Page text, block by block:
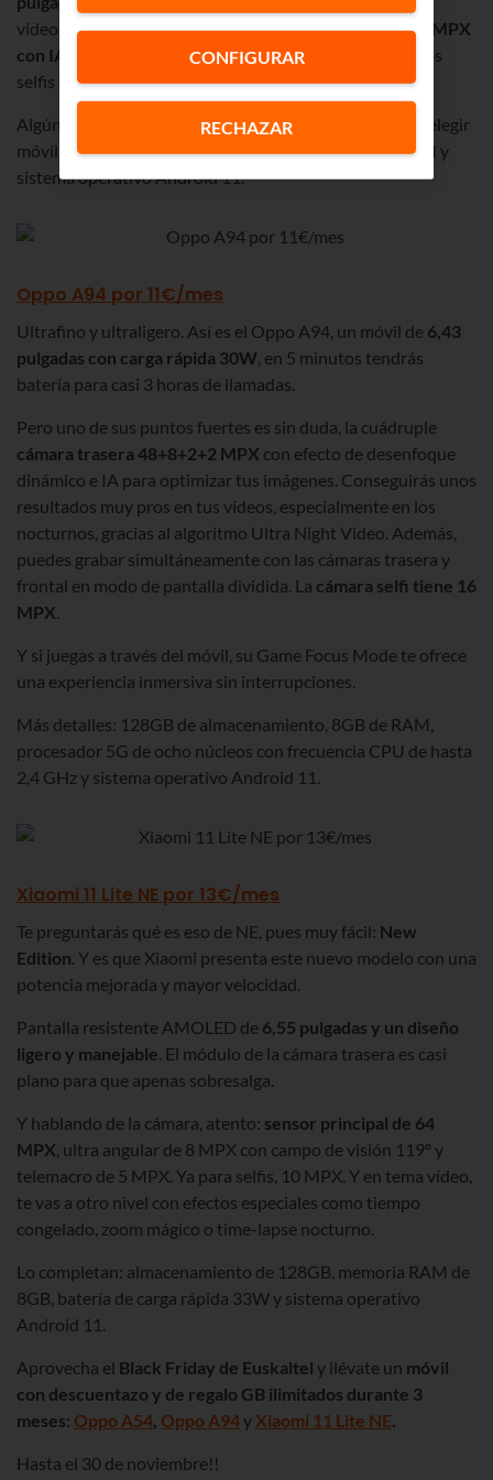
vídeos… Y ojito con la cámara:cuatro lentes 48+8+2+2 MPX
con IA
para obtener siempre la escena adecuada. Para los
selfis tienes16 MPX.
Algún dato más que debes tener en cuenta a la hora de elegir
móvil: 64GB de almacenamiento, 4GB de memoria RAM y
sistema operativo Android 11.
Oppo A94 por 11€/mes
Ultrafino y ultraligero. Así es el Oppo A94, un móvil de 6,43
pulgadas con carga rápida 30W, en 5 minutos tendrás
batería para casi 3 horas de llamadas.
Pero uno de sus puntos fuertes es sin duda, la cuádruple
cámara trasera 48+8+2+2 MPX con efecto de desenfoque
dinámico e IA para optimizar tus imágenes. Conseguirás unos
resultados muy pros en tus vídeos, especialmente en los
nocturnos, gracias al algoritmo Ultra Night Video. Además,
puedes grabar simultáneamente con las cámaras trasera y
frontal en modo de pantalla dividida. La cámara selfi tiene 16
MPX.
Y si juegas a través del móvil, su Game Focus Mode te ofrece
una experiencia inmersiva sin interrupciones.
Más detalles: 128GB de almacenamiento, 8GB de RAM,
procesador 5G de ocho núcleos con frecuencia CPU de hasta
2,4 GHz y sistema operativo Android 11.
Xiaomi 11 Lite NE por 13€/mes
Te preguntarás qué es eso de NE, pues muy fácil: New
Edition. Y es que Xiaomi presenta este nuevo modelo con una
potencia mejorada y mayor velocidad.
Pantalla resistente AMOLED de 6,55 pulgadas y un diseño
ligero y manejable. El módulo de la cámara trasera es casi
plano para que apenas sobresalga.
Y hablando de la cámara, atento: sensor principal de 64
MPX, ultra angular de 8 MPX con campo de visión 119º y
telemacro de 5 MPX. Ya para selfis, 10 MPX. Y en tema vídeo,
te vas a otro nivel con efectos especiales como tiempo
congelado, zoom mágico o time-lapse nocturno.
Lo completan: almacenamiento de 128GB, memoria RAM de
8GB, batería de carga rápida 33W y sistema operativo
Android 11.
Aprovecha el Black Friday de Euskaltel y llévate un móvil
con descuentazo y de regalo GB ilimitados durante 3
meses: Oppo A54, Oppo A94y Xiaomi 11 Lite NE.
Hasta el 30 de noviembre!!
CONFIGURAR
RECHAZAR